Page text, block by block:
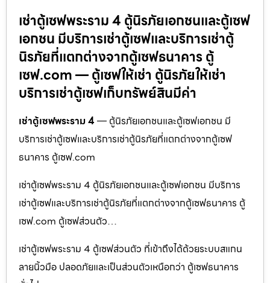
เช่าตู้เซฟพระราม 4 ตู้นิรภัยเอกชนและตู้เซฟ
เอกชน มีบริการเช่าตู้เซฟและบริการเช่าตู้
นิรภัยที่แตกต่างจากตู้เซฟธนาคาร ตู้
เซฟ.com — ตู้เซฟให้เช่า ตู้นิรภัยให้เช่า
บริการเช่าตู้เซฟเก็บทรัพย์สินมีค่า
เช่าตู้เซฟพระราม 4 — ตู้นิรภัยเอกชนและตู้เซฟเอกชน มี
บริการเช่าตู้เซฟและบริการเช่าตู้นิรภัยที่แตกต่างจากตู้เซฟ
ธนาคาร ตู้เซฟ.com
เช่าตู้เซฟพระราม 4 ตู้นิรภัยเอกชนและตู้เซฟเอกชน มีบริการ
เช่าตู้เซฟและบริการเช่าตู้นิรภัยที่แตกต่างจากตู้เซฟธนาคาร ตู้
เซฟ.com ตู้เซฟส่วนตัว…
เช่าตู้เซฟพระราม 4 ตู้เซฟส่วนตัว ที่เข้าถึงได้ด้วยระบบสแกน
ลายนิ้วมือ ปลอดภัยและเป็นส่วนตัวเหนือกว่า ตู้เซฟธนาคาร